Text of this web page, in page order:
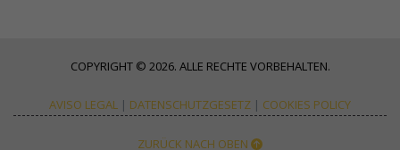
COPYRIGHT © 2026. ALLE RECHTE VORBEHALTEN.
AVISO LEGAL | DATENSCHUTZGESETZ | COOKIES POLICY
ZURÜCK NACH OBEN